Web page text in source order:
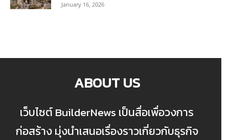
January 16, 2026
ABOUT US
เว็บไซต์ BuilderNews เป็นสื่อเพื่อวงการ
ก่อสร้าง มุ่งนำเสนอเรื่องราวเกี่ยวกับธุรกิจ